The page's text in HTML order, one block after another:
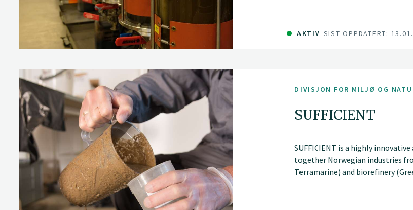
AKTIV SIST OPPDATERT:
DIVISJON FOR MILJØ OG
SUFFICIENT
SUFFICIENT is a highly
together Norwegian industries
Terramarine) and biorefinery